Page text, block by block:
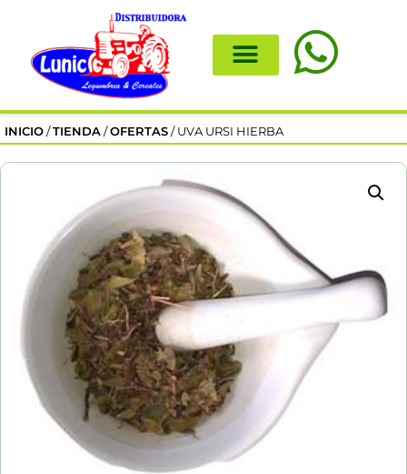
INICIO /TIENDA /OFERTAS / UVA URSI HIERBA